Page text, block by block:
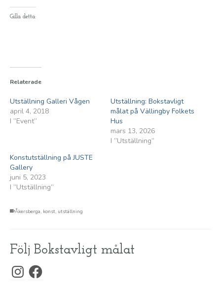
Gilla detta:
Relaterade
Utställning Galleri Vågen
april 4, 2018
I ”Event”
Utställning: Bokstavligt
målat på Vällingby Folkets
Hus
mars 13, 2026
I ”Utställning”
Konstutställning på JUSTE
Gallery
juni 5, 2023
I ”Utställning”
Åkersberga, konst, utställning
Följ Bokstavligt målat
InstagramFacebook